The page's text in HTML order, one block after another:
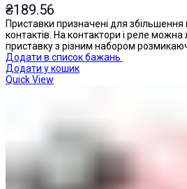
₴189.56
Приставки призначені для збільшення
контактів. На контактори і реле можна
приставку з різним набором
Додати в список бажань
Додати у кошик
Quick View